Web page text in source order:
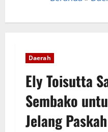
Daerah
Ely Toisutta
Sembako
Jelang Paskah